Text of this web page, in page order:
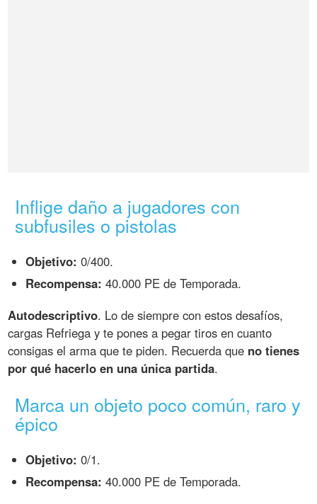
Inflige daño a jugadores con
subfusiles o pistolas
Objetivo: 0/400.
Recompensa: 40.000 PE de Temporada.
Autodescriptivo. Lo de siempre con estos desafíos,
cargas Refriega y te pones a pegar tiros en cuanto
consigas el arma que te piden. Recuerda que no tienes
por qué hacerlo en una única partida.
Marca un objeto poco común, raro y
épico
Objetivo: 0/1.
Recompensa: 40.000 PE de Temporada.